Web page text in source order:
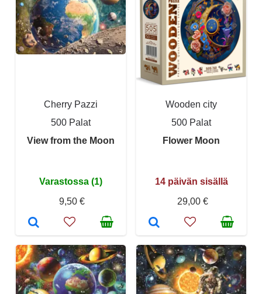
Cherry Pazzi
500 Palat
View from the Moon
Varastossa (1)
9,50 €
Wooden city
500 Palat
Flower Moon
14 päivän sisällä
29,00 €